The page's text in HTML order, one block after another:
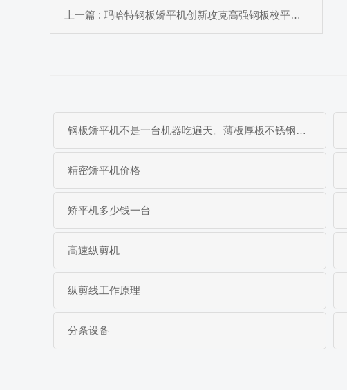
上一篇 : 玛哈特钢板矫平机创新攻克高强钢板校平难题
钢板矫平机不是一台机器吃遍天。薄板厚板不锈钢碳钢板，材料不同矫平方案完全不同。本文从工作原理到选型逻辑，帮你搞清楚什么钢板配什么矫平机
精密矫平机价格
矫平机多少钱一台
高速纵剪机
纵剪线工作原理
分条设备